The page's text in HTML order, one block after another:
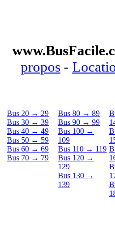
propos -
Bus 20 → 29
Bus 30 → 39
Bus 40 → 49
Bus 50 → 59
Bus 60 → 69
Bus 70 → 79
Bus 80 → 89
Bus 90 → 99
Bus 100 →
109
Bus 110 → 119
Bus 120 →
129
Bus 130 →
139